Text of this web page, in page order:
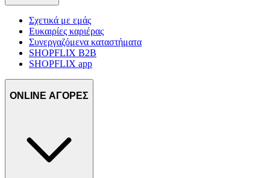
Σχετικά με εμάς
Ευκαιρίες καριέρας
Συνεργαζόμενα καταστήματα
SHOPFLIX B2B
SHOPFLIX app
ONLINE ΑΓΟΡΕΣ